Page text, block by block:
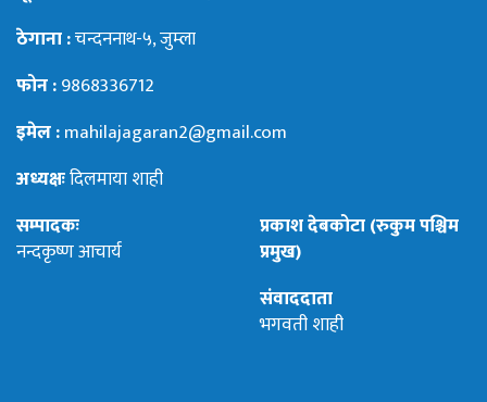
ठेगाना :चन्दननाथ-५, जुम्ला
फोन :9868336712
इमेल :mahilajagaran2@gmail.com
अध्यक्षःदिलमाया शाही
सम्पादकः
नन्दकृष्ण आचार्य
प्रकाश देबकोटा (रुकुम पश्चिम
प्रमुख)
संवाददाता
भगवती शाही